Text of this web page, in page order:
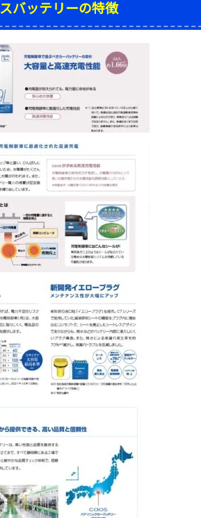
バッテリーの特徴